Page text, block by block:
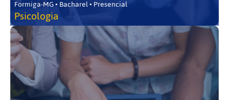
Formiga-MG • Bacharel • Presencial
Psicologia